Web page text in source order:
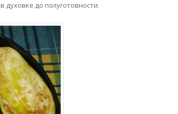
до полуготовности.